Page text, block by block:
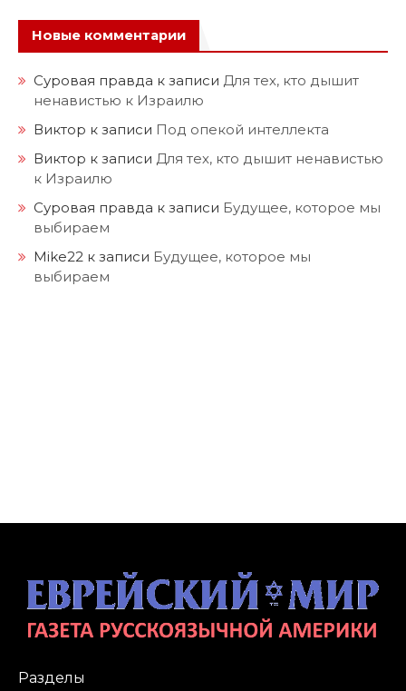
Новые комментарии
Суровая правда к записи Для тех, кто дышит
ненавистью к Израилю
Виктор к записи Под опекой интеллекта
Виктор к записи Для тех, кто дышит ненавистью
к Израилю
Суровая правда к записи Будущее, которое мы
выбираем
Mike22 к записи Будущее, которое мы
выбираем
Разделы